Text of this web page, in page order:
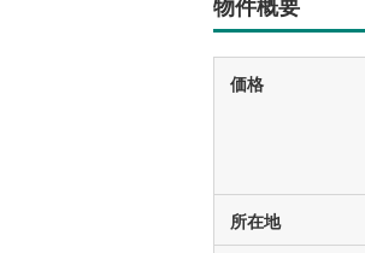
価格
所在地